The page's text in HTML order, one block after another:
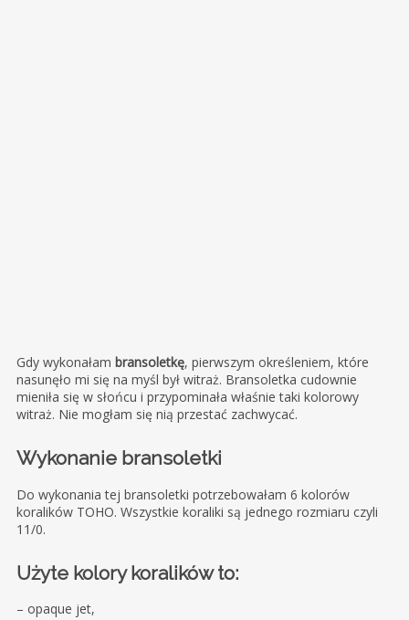
Gdy wykonałam bransoletkę, pierwszym określeniem, które
nasunęło mi się na myśl był witraż. Bransoletka cudownie
mieniła się w słońcu i przypominała właśnie taki kolorowy
witraż. Nie mogłam się nią przestać zachwycać.
Wykonanie bransoletki
Do wykonania tej bransoletki potrzebowałam 6 kolorów
koralików TOHO. Wszystkie koraliki są jednego rozmiaru czyli
11/0.
Użyte kolory koralików to:
– opaque jet,